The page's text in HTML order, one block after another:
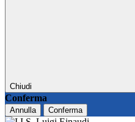
Chiudi
Conferma
Annulla Conferma